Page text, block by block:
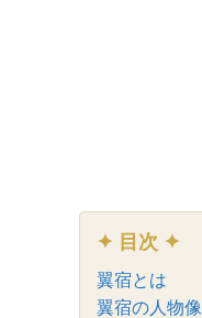
✦ 目次 ✦
翼宿とは
翼宿の人物像